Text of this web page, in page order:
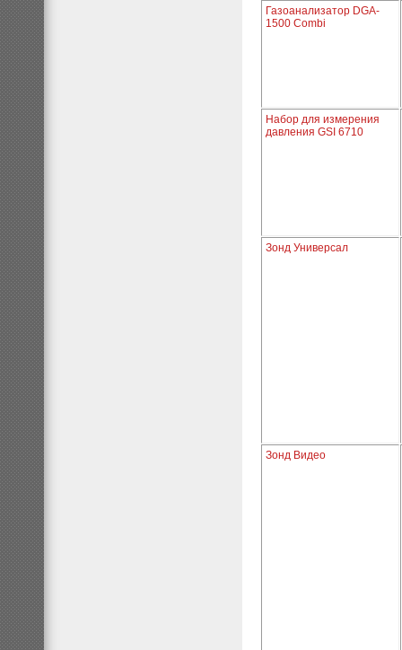
Газоанализатор DGA-
1500 Combi
Набор для измерения
давления GSI 6710
Зонд Универсал
Зонд Видео